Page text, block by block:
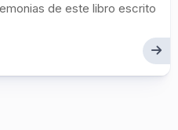
de este libro escrito